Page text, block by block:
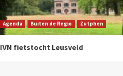
Agenda Buiten de Regio Zutphen
IVN fietstocht Leusveld